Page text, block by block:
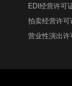
EDI经营许可
拍卖经营许可
营业性演出许